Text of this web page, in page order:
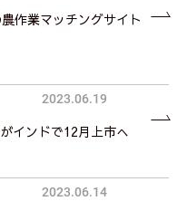
作業マッチングサイト
インドで12月上市へ
2023.06.19
2023.06.14